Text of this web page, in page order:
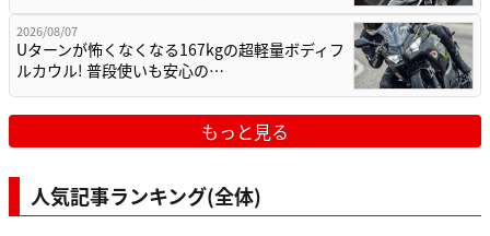
2026/08/07
Uターンが怖くなくなる167kgの超軽量ボディフ
ルカウル! 普段使いも安心の…
もっと見る
人気記事ランキング(全体)